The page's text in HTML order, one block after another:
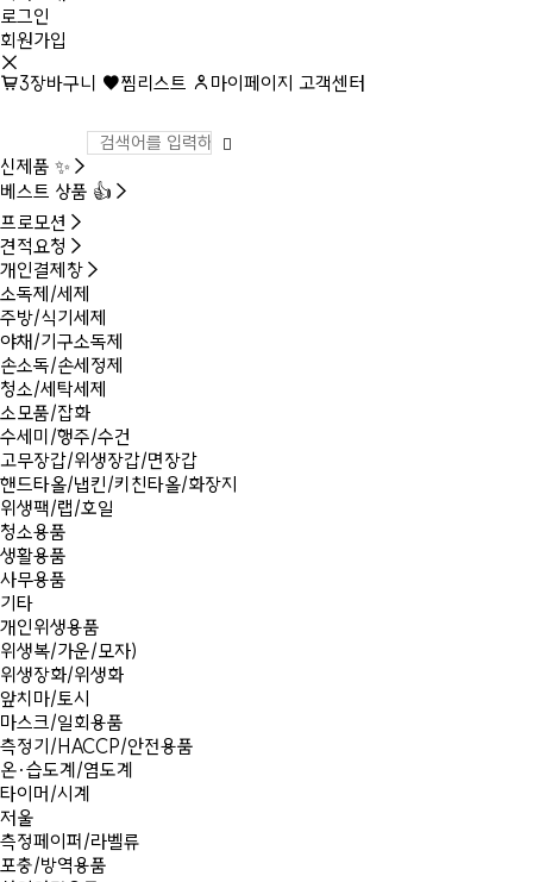
로그인
회원가입
3장바구니 찜리스트 마이페이지 고객센터
신제품 ✨
베스트 상품 👍
프로모션
견적요청
개인결제창
소독제/세제
주방/식기세제
야채/기구소독제
손소독/손세정제
청소/세탁세제
소모품/잡화
수세미/행주/수건
고무장갑/위생장갑/면장갑
핸드타올/냅킨/키친타올/화장지
위생팩/랩/호일
청소용품
생활용품
사무용품
기타
개인위생용품
위생복/가운/모자)
위생장화/위생화
앞치마/토시
마스크/일회용품
측정기/HACCP/안전용품
온·습도계/염도계
타이머/시계
저울
측정페이퍼/라벨류
포충/방역용품